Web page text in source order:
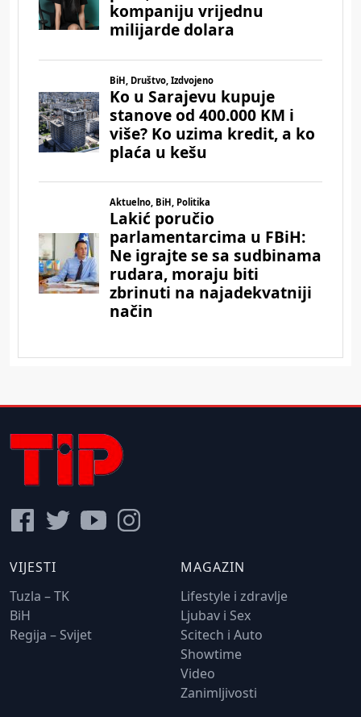
VIJESTI
Tuzla – TK
BiH
Regija – Svijet
MAGAZIN
Lifestyle i zdravlje
Ljubav i Sex
Scitech i Auto
Showtime
Video
Zanimljivosti